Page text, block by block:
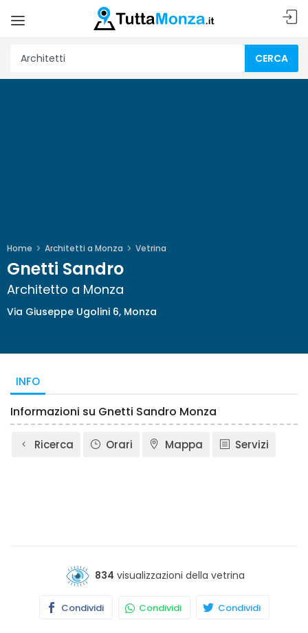
CERCA
Home Architetti a Monza Vetrina
Gnetti Sandro
Architetto a Monza
Via Giuseppe Ugolini 6, Monza
INFO
Informazioni su Gnetti Sandro Monza
Ricerca Orari Mappa Servizi
834 visualizzazioni della vetrina
Condividi Condividi Condividi